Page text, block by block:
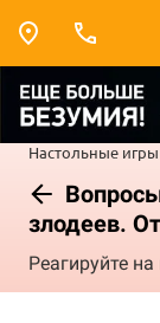
Настольные игры
злодеев.
Реагируйте